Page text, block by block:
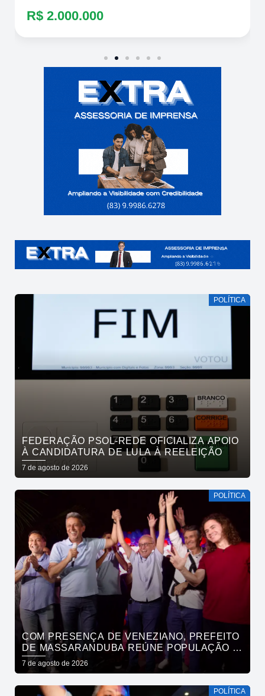
R$ 2.000.000
POLÍTICA
FEDERAÇÃO PSOL-REDE OFICIALIZA APOIO
À CANDIDATURA DE LULA À REELEIÇÃO
7 de agosto de 2026
POLÍTICA
COM PRESENÇA DE VENEZIANO, PREFEITO
DE MASSARANDUBA REÚNE POPULAÇÃO E
ANUNCIA APOIO A CÍCERO LUCENA
7 de agosto de 2026
POLÍTICA